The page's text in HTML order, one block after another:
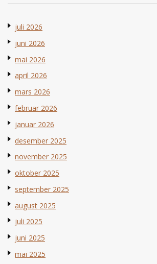
juli 2026
juni 2026
mai 2026
april 2026
mars 2026
februar 2026
januar 2026
desember 2025
november 2025
oktober 2025
september 2025
august 2025
juli 2025
juni 2025
mai 2025